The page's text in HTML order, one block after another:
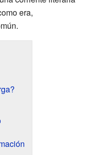
era,